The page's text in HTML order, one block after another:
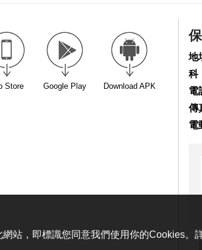
Store Google Play Download APK
地
科
電
傳
電
站，即標識您同意我們使用你的Cookies。